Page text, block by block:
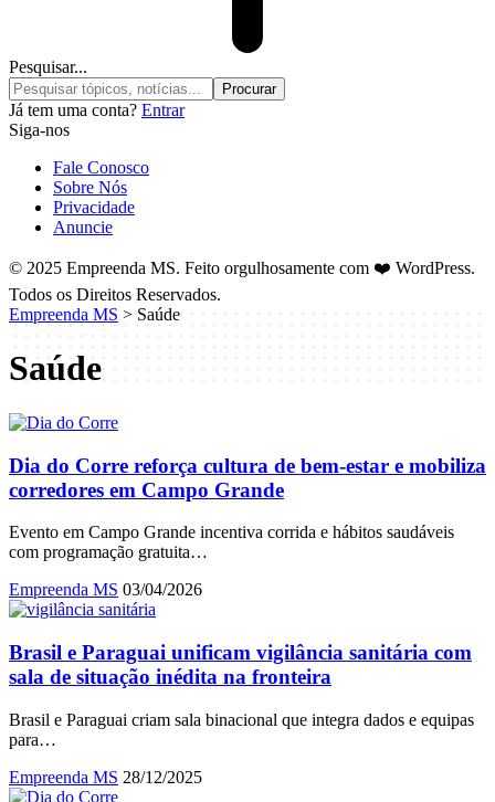
Pesquisar...
Já tem uma conta? Entrar
Siga-nos
Fale Conosco
Sobre Nós
Privacidade
Anuncie
© 2025 Empreenda MS. Feito orgulhosamente com ❤️ WordPress.
Todos os Direitos Reservados.
Empreenda MS >Saúde
Saúde
Dia do Corre reforça cultura de bem-estar e mobiliza
corredores em Campo Grande
Evento em Campo Grande incentiva corrida e hábitos saudáveis
com programação gratuita…
Empreenda MS 03/04/2026
Brasil e Paraguai unificam vigilância sanitária com
sala de situação inédita na fronteira
Brasil e Paraguai criam sala binacional que integra dados e equipas
para…
Empreenda MS 28/12/2025